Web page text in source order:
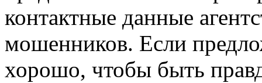
контактные данные
мошенников. Если
хорошо, чтобы быть